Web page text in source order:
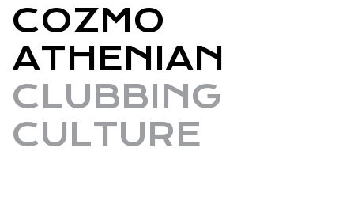
COZMO
ATHENIAN
CLUBBING
CULTURE